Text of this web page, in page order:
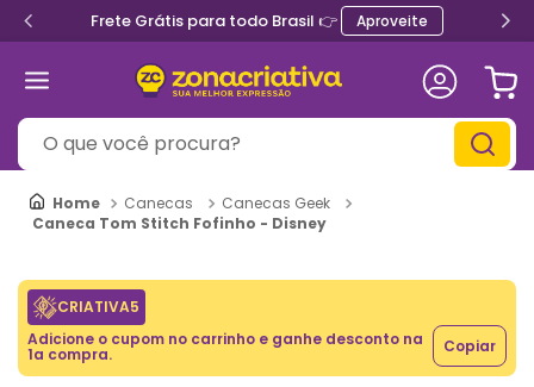
Frete Grátis para todo Brasil 👉 Aproveite
O que você procura?
Canecas
Canecas Geek
Caneca Tom Stitch Fofinho - Disney
CRIATIVA5
Adicione o cupom no carrinho e ganhe desconto na
1a compra. Copiar